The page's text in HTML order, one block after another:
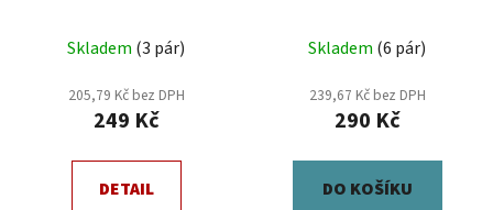
Skladem (3 pár)
205,79 Kč bez DPH
249 Kč
DETAIL
Skladem (6 pár)
239,67 Kč bez DPH
290 Kč
DO KOŠÍKU